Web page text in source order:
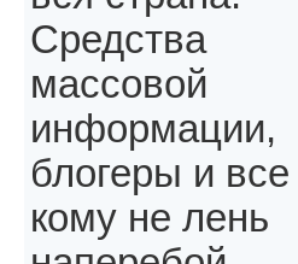
Средства
массовой
информации,
блогеры и все
кому не лень